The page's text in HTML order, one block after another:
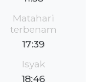
Matahari
terbenam
17:39
Isyak
18:46